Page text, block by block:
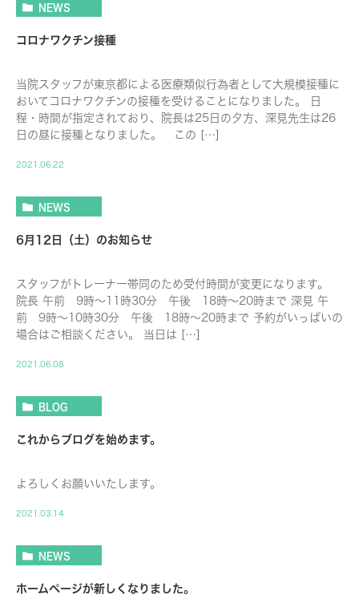
NEWS
コロナワクチン接種
当院スタッフが東京都による医療類似行為者として大規模接種に
おいてコロナワクチンの接種を受けることになりました。 日
程・時間が指定されており、院長は25日の夕方、深見先生は26
日の昼に接種となりました。 この […]
2021.06.22
NEWS
6月12日（土）のお知らせ
スタッフがトレーナー帯同のため受付時間が変更になります。
院長 午前 9時～11時30分 午後 18時～20時まで 深見 午
前 9時～10時30分 午後 18時～20時まで 予約がいっぱいの
場合はご相談ください。 当日は […]
2021.06.08
BLOG
これからブログを始めます。
よろしくお願いいたします。
2021.03.14
NEWS
ホームページが新しくなりました。